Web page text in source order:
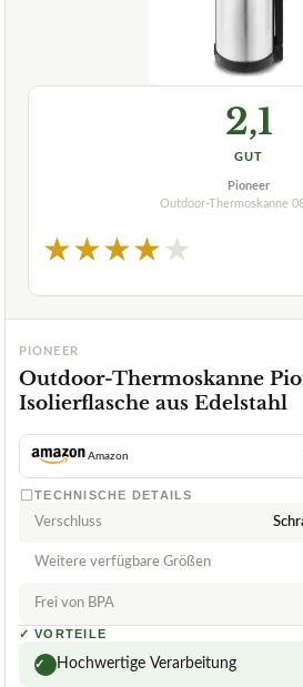
2,1
GUT
Pioneer
Outdoor-Thermoskanne
★★★★★
PIONEER
Outdoor-Thermoskanne
Isolierflasche aus Edelstahl
Amazon
TECHNISCHE DETAILS
Verschluss
Weitere verfügbare Größen
Frei von BPA
✓ VORTEILE
✓ Hochwertige Verarbeitung